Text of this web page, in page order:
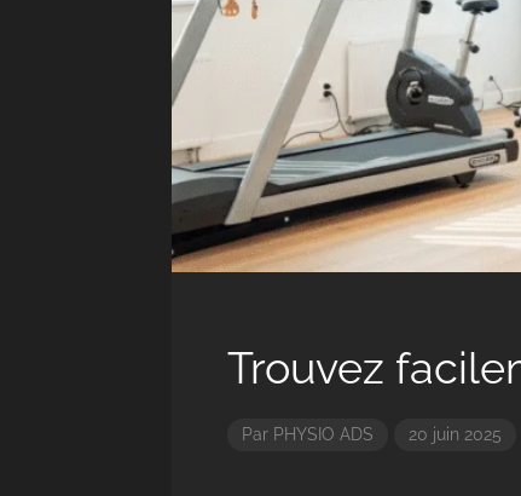
Trouvez
Par PHYSIO ADS 20 juin 2025